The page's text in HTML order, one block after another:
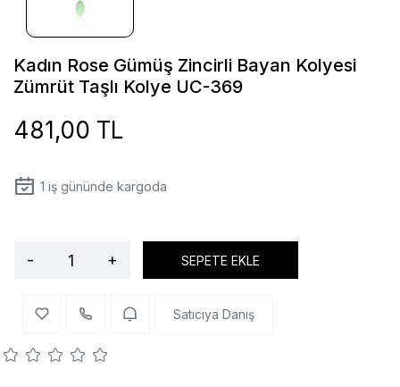
Kadın Rose Gümüş Zincirli Bayan Kolyesi
Zümrüt Taşlı Kolye UC-369
481,00 TL
1 iş gününde kargoda
- + SEPETE EKLE
Satıcıya Danış